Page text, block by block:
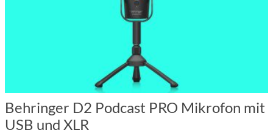
Behringer D2 Podcast PRO Mikrofon mit
USB und XLR